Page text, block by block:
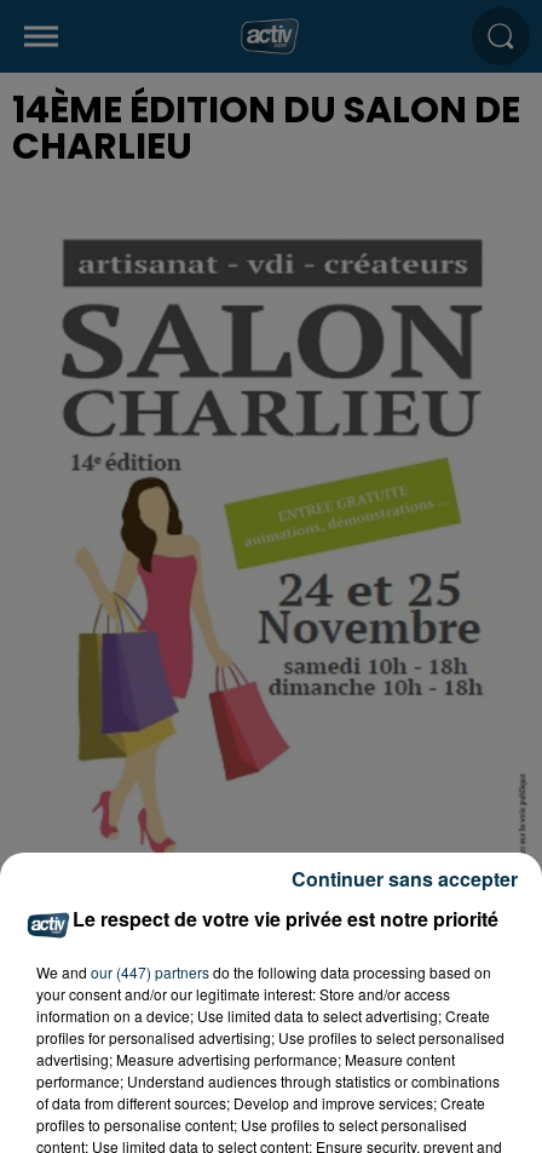
14ÈME ÉDITION DU SALON DE
CHARLIEU
Tarif Payant
Samedi 24 et dimanche 25 Novembre : 14ièmeédition
du Salon de Charlieu
Le respect de votre vie privée est notre priorité
We and our (447) partnersdo the following data processing based on
your consent and/or our legitimate interest: Store and/or access
information on a device; Use limited data to select advertising; Create
profiles for personalised advertising; Use profiles to select personalised
advertising; Measure advertising performance; Measure content
performance; Understand audiences through statistics or combinations
of data from different sources; Develop and improve services; Create
profiles to personalise content; Use profiles to select personalised
content; Use limited data to select content; Ensure security, prevent and
Continuer sans accepter